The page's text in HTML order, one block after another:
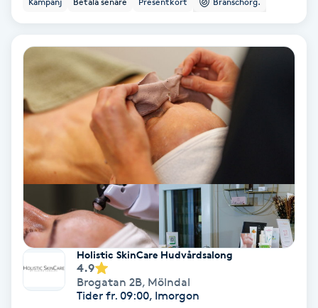
Babylights
Balayage
Bambumassage
Barnklippning
BIAB
Holistic SkinCare Hudvårdsalong
4.9
Brogatan 2B, Mölndal
Tider fr. 09:00, Imorgon